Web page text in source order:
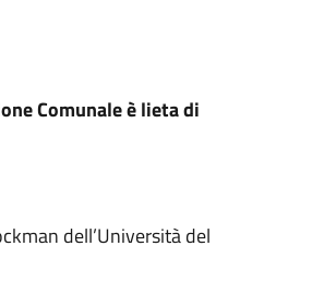
Comunale è lieta di
dell’Università del